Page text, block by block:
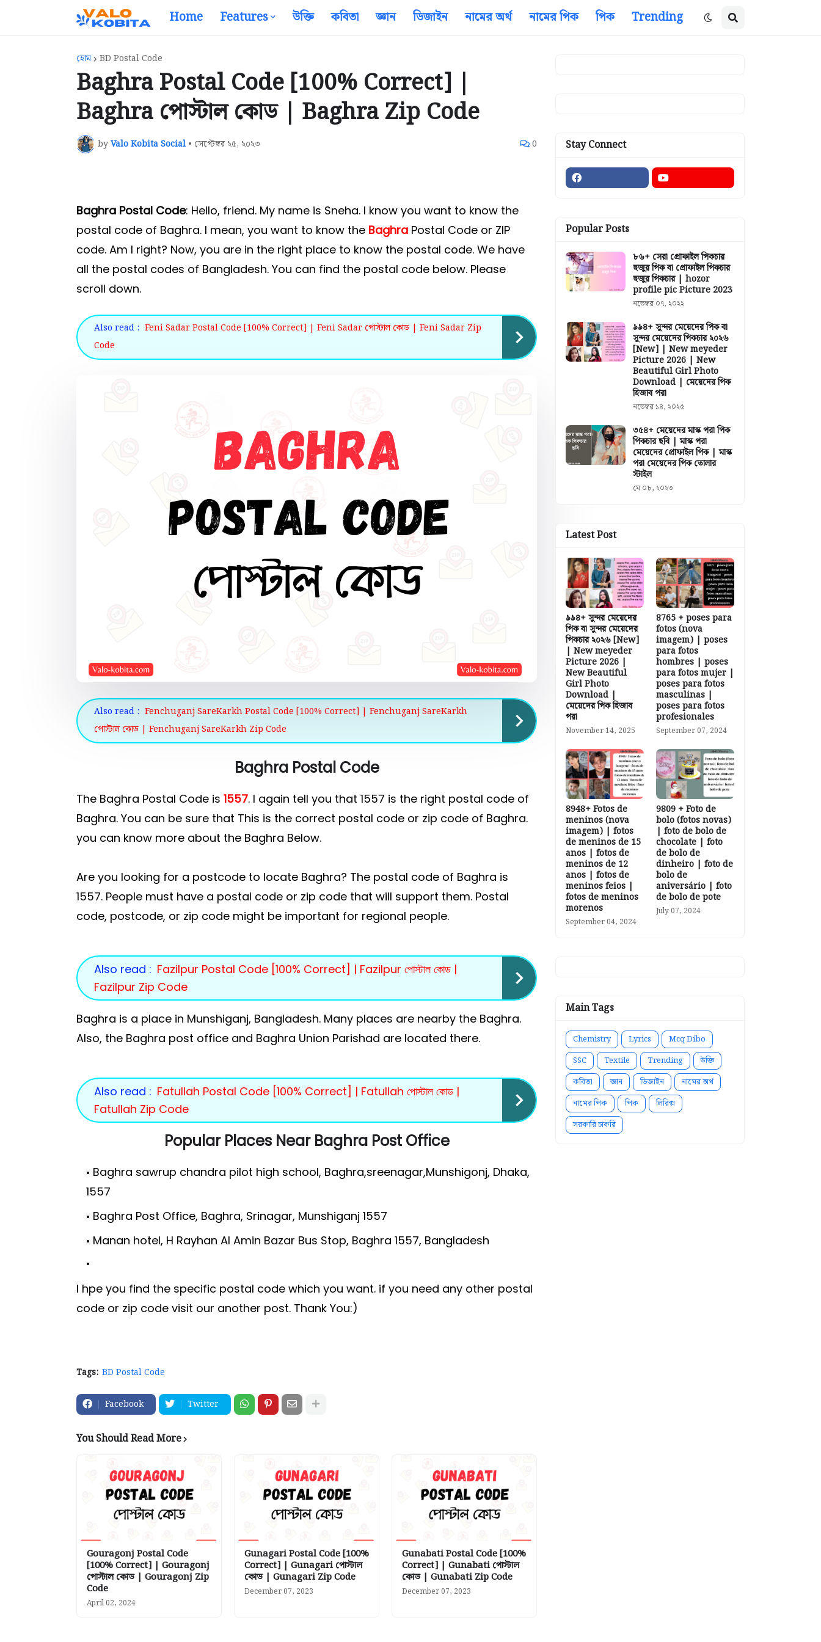
Home Features উক্তি কবিতা জ্ঞান ডিজাইন নামের অর্থ নামের পিক পিক Trending
হোম BD Postal Code
Baghra Postal Code [100% Correct] |
Baghra পোস্টাল কোড | Baghra Zip Code
byValo Kobita Social • সেপ্টেম্বর ২৫, ২০২৩ 0
Baghra Postal Code: Hello, friend. My name is Sneha. I know you want to know the
postal code of Baghra. I mean, you want to know the Baghra Postal Code or ZIP
code. Am I right? Now, you are in the right place to know the postal code. We have
all the postal codes of Bangladesh. You can find the postal code below. Please
scroll down.
Also read : Feni Sadar Postal Code [100% Correct] | Feni Sadar পোস্টাল কোড | Feni Sadar Zip
Code
Also read : Fenchuganj SareKarkh Postal Code [100% Correct] | Fenchuganj SareKarkh
পোস্টাল কোড | Fenchuganj SareKarkh Zip Code
Baghra Postal Code
The Baghra Postal Code is 1557. I again tell you that 1557 is the right postal code of
Baghra. You can be sure that This is the correct postal code or zip code of Baghra.
you can know more about the Baghra Below.
Are you looking for a postcode to locate Baghra? The postal code of Baghra is
1557. People must have a postal code or zip code that will support them. Postal
code, postcode, or zip code might be important for regional people.
Also read : Fazilpur Postal Code [100% Correct] | Fazilpur পোস্টাল কোড |
Fazilpur Zip Code
Baghra is a place in Munshiganj, Bangladesh. Many places are nearby the Baghra.
Also, the Baghra post office and Baghra Union Parishad are located there.
Also read : Fatullah Postal Code [100% Correct] | Fatullah পোস্টাল কোড |
Fatullah Zip Code
Popular Places Near Baghra Post Office
Baghra sawrup chandra pilot high school, Baghra,sreenagar,Munshigonj, Dhaka,
1557
Baghra Post Office, Baghra, Srinagar, Munshiganj 1557
Manan hotel, H Rayhan Al Amin Bazar Bus Stop, Baghra 1557, Bangladesh
I hpe you find the specific postal code which you want. if you need any other postal
code or zip code visit our another post. Thank You:)
Tags: BD Postal Code
Facebook Twitter
You Should Read More
Gouragonj Postal Code
[100% Correct] | Gouragonj
পোস্টাল কোড | Gouragonj Zip
Code
April 02, 2024
Gunagari Postal Code [100%
Correct] | Gunagari পোস্টাল
কোড | Gunagari Zip Code
December 07, 2023
Gunabati Postal Code [100%
Correct] | Gunabati পোস্টাল
কোড | Gunabati Zip Code
December 07, 2023
Stay Connect
Popular Posts
৮৬+ সেরা প্রোফাইল পিকচার
হুজুর পিক বা প্রোফাইল পিকচার
হুজুর পিকচার | hozor
profile pic Picture 2023
নভেম্বর ০৭, ২০২২
৯৯৪+ সুন্দর মেয়েদের পিক বা
সুন্দর মেয়েদের পিকচার ২০২৬
[New] | New meyeder
Picture 2026 | New
Beautiful Girl Photo
Download | মেয়েদের পিক
হিজাব পরা
নভেম্বর ১৪, ২০২৫
৩৫৪+ মেয়েদের মাস্ক পরা পিক
পিকচার ছবি | মাস্ক পরা
মেয়েদের প্রোফাইল পিক | মাস্ক
পরা মেয়েদের পিক তোলার
স্টাইল
মে ০৮, ২০২৩
Latest Post
৯৯৪+ সুন্দর মেয়েদের
পিক বা সুন্দর মেয়েদের
পিকচার ২০২৬ [New]
| New meyeder
Picture 2026 |
New Beautiful
Girl Photo
Download |
মেয়েদের পিক হিজাব
পরা
November 14, 2025
8765 + poses para
fotos (nova
imagem) | poses
para fotos
hombres | poses
para fotos mujer |
poses para fotos
masculinas |
poses para fotos
profesionales
September 07, 2024
8948+ Fotos de
meninos (nova
imagem) | fotos
de meninos de 15
anos | fotos de
meninos de 12
anos | fotos de
meninos feios |
fotos de meninos
morenos
September 04, 2024
9809 + Foto de
bolo (fotos novas)
| foto de bolo de
chocolate | foto
de bolo de
dinheiro | foto de
bolo de
aniversário | foto
de bolo de pote
July 07, 2024
Main Tags
Chemistry Lyrics
Mcq Dibo
SSC
Textile Trending
উক্তি
কবিতা
জ্ঞান ডিজাইন
নামের অর্থ
নামের পিক
পিক
লিরিক্স
সরকারি চাকরি